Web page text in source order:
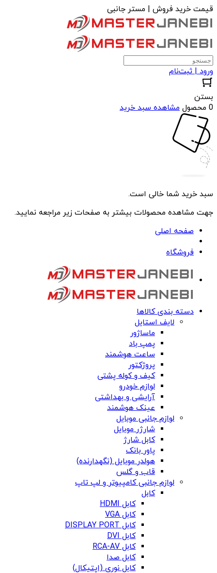
قیمت خرید فروش | مستر جانبی
ورود | ثبت‌نام
بستن
0 محصول
مشاهده سبد خرید
سبد خرید شما خالی است.
جهت مشاهده محصولات بیشتر به صفحات زیر مراجعه نمایید.
صفحه اصلی
فروشگاه
دسته بندی کالاها
لایف استایل
ماساژور
پمپ باد
ساعت هوشمند
پروژکتور
کیف و کوله پشتی
لوازم خودرو
آرایشی و بهداشتی
عینک هوشمند
لوازم جانبی موبایل
شارژر موبایل
کابل شارژ
پاور بانک
هولدر موبایل (نگهدارنده)
قاب و گلس
لوازم جانبی کامپیوتر و لپ تاپ
کابل
کابل HDMI
کابل VGA
کابل DISPLAY PORT
کابل DVI
کابل RCA-AV
کابل صدا
کابل نوری (اپتیکال)